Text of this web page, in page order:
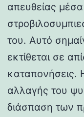
απευθείας
του. Αυτό
εκτίθεται σε
καταπονήσεις.
αλλαγής του
διάσπαση των